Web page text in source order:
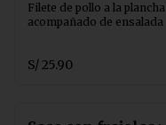
Filete de pollo a la plancha
acompañado de ensalada
S/ 25.90